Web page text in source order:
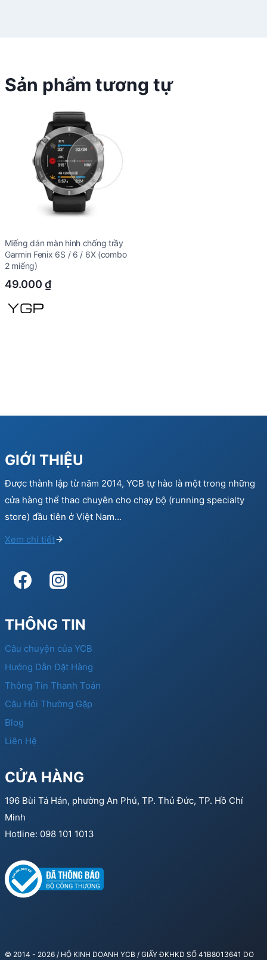
Sản phẩm tương tự
Miếng dán màn hình chống trầy
Garmin Fenix 6S / 6 / 6X (combo
2 miếng)
49.000 ₫
GIỚI THIỆU
Được thành lập từ năm 2014, YCB tự hào là một trong những
cửa hàng thể thao chuyên cho chạy bộ (running specialty
store) đầu tiên ở Việt Nam…
Xem chi tiết
THÔNG TIN
Câu chuyện của YCB
Hướng Dẫn Đặt Hàng
Thông Tin Thanh Toán
Câu Hỏi Thường Gặp
Blog
Liên Hệ
CỬA HÀNG
196 Bùi Tá Hán, phường An Phú, TP. Thủ Đức, TP. Hồ Chí
Minh
Hotline: 098 101 1013
© 2014 - 2026 / HỘ KINH DOANH YCB / GIẤY ĐKHKD SỐ 41B8013641 DO